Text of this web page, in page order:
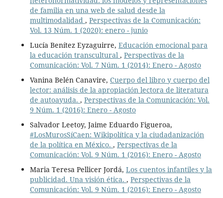
de familia en una web de salud desde la
multimodalidad , Perspectivas de la Comunicación:
Vol. 13 Núm. 1 (2020): enero - junio
Lucía Benítez Eyzaguirre, Educación emocional para
la educación transcultural , Perspectivas de la
Comunicación: Vol. 7 Núm. 1 (2014): Enero - Agosto
Vanina Belén Canavire, Cuerpo del libro y cuerpo del
lector: análisis de la apropiación lectora de literatura
de autoayuda. , Perspectivas de la Comunicación: Vol.
9 Núm. 1 (2016): Enero - Agosto
Salvador Leetoy, Jaime Eduardo Figueroa,
#LosMurosSíCaen: Wikipolítica y la ciudadanización
de la política en México. , Perspectivas de la
Comunicación: Vol. 9 Núm. 1 (2016): Enero - Agosto
Maria Teresa Pellicer Jordá, Los cuentos infantiles y la
publicidad. Una visión ética. , Perspectivas de la
Comunicación: Vol. 9 Núm. 1 (2016): Enero - Agosto